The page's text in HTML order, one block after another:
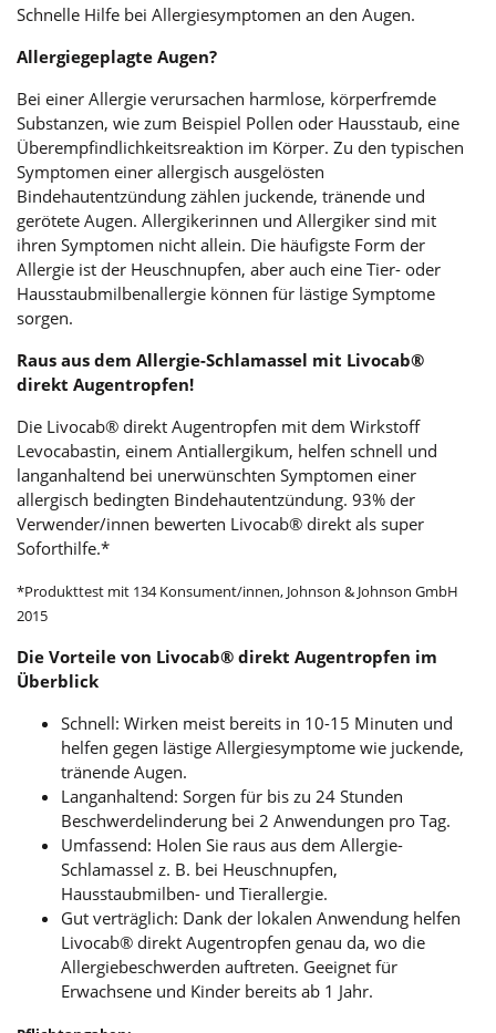
Schnelle Hilfe bei Allergiesymptomen an den Augen.
Allergiegeplagte Augen?
Bei einer Allergie verursachen harmlose, körperfremde
Substanzen, wie zum Beispiel Pollen oder Hausstaub, eine
Überempfindlichkeitsreaktion im Körper. Zu den typischen
Symptomen einer allergisch ausgelösten
Bindehautentzündung zählen juckende, tränende und
gerötete Augen. Allergikerinnen und Allergiker sind mit
ihren Symptomen nicht allein. Die häufigste Form der
Allergie ist der Heuschnupfen, aber auch eine Tier- oder
Hausstaubmilbenallergie können für lästige Symptome
sorgen.
Raus aus dem Allergie-Schlamassel mit Livocab®
direkt Augentropfen!
Die Livocab® direkt Augentropfen mit dem Wirkstoff
Levocabastin, einem Antiallergikum, helfen schnell und
langanhaltend bei unerwünschten Symptomen einer
allergisch bedingten Bindehautentzündung. 93% der
Verwender/innen bewerten Livocab® direkt als super
Soforthilfe.*
*Produkttest mit 134 Konsument/innen, Johnson & Johnson GmbH
2015
Die Vorteile von Livocab® direkt Augentropfen im
Überblick
Schnell: Wirken meist bereits in 10-15 Minuten und
helfen gegen lästige Allergiesymptome wie juckende,
tränende Augen.
Langanhaltend: Sorgen für bis zu 24 Stunden
Beschwerdelinderung bei 2 Anwendungen pro Tag.
Umfassend: Holen Sie raus aus dem Allergie-
Schlamassel z. B. bei Heuschnupfen,
Hausstaubmilben- und Tierallergie.
Gut verträglich: Dank der lokalen Anwendung helfen
Livocab® direkt Augentropfen genau da, wo die
Allergiebeschwerden auftreten. Geeignet für
Erwachsene und Kinder bereits ab 1 Jahr.